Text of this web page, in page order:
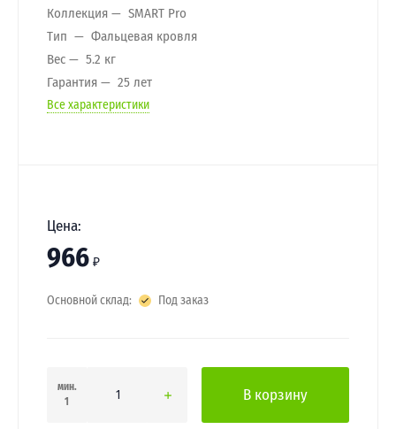
Коллекция
SMART Pro
Тип
Фальцевая кровля
Вес
5.2 кг
Гарантия
25 лет
Все характеристики
Цена:
966 ₽
Основной склад: Под заказ
мин.
1
В корзину